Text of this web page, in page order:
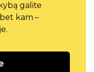
galite
kam –